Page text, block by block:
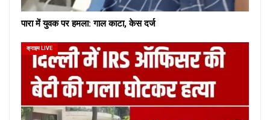
पारा में युवक पर हमला: गाल काटा, केस दर्ज
क्राइम LIVE